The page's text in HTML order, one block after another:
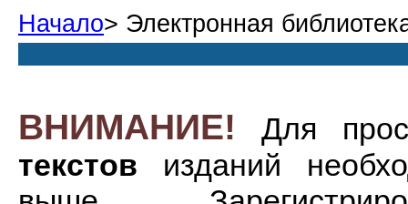
Начало> Электронная
ВНИМАНИЕ! Для
текстов изданий